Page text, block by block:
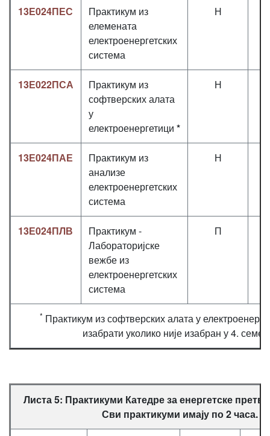
13Е024ПЕС
Практикум из
елемената
електроенергетских
система
Н
13Е022ПСА
Практикум из
софтверских алата
у
електроенергетици *
Н
13Е024ПАЕ
Практикум из
анализе
електроенергетских
система
Н
13Е024ПЛВ
Практикум -
Лабораторијске
вежбе из
електроенергетских
система
П
* Практикум из софтверских алата у
изабрати уколико није изабран у 4.
Листа 5: Практикуми Катедре за енергетске
Сви практикуми имају по 2 часа.